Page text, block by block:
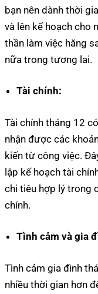
bạn nên dành thời
và lên kế hoạch cho
thần làm việc hăng
nữa trong tương lai.
Tài chính:
Tài chính tháng 12
nhận được các
kiến từ công việc.
lập kế hoạch tài
chi tiêu hợp lý trong
chính.
Tình cảm và gia
Tình cảm gia đình
nhiều thời gian hơn